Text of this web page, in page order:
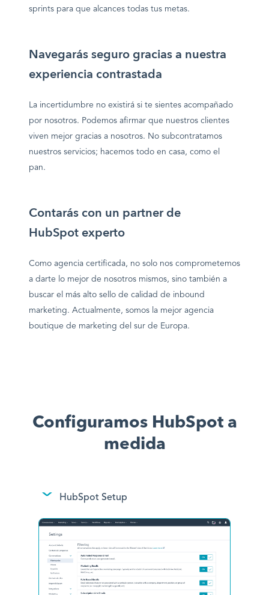
sprints para que alcances todas tus metas.
Navegarás seguro gracias a nuestra
experiencia contrastada
La incertidumbre no existirá si te sientes acompañado
por nosotros. Podemos afirmar que nuestros clientes
viven mejor gracias a nosotros. No subcontratamos
nuestros servicios; hacemos todo en casa, como el
pan.
Contarás con un partner de
HubSpot experto
Como agencia certificada, no solo nos comprometemos
a darte lo mejor de nosotros mismos, sino también a
buscar el más alto sello de calidad de inbound
marketing. Actualmente, somos la mejor agencia
boutique de marketing del sur de Europa.
Configuramos HubSpot a
medida
HubSpot Setup